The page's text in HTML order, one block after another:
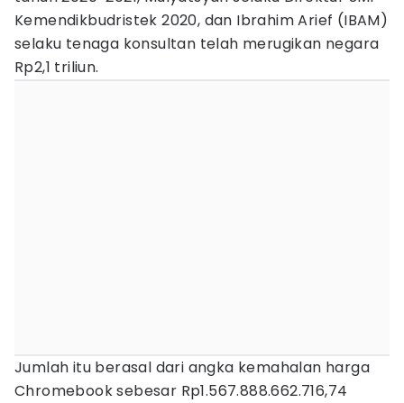
Kemendikbudristek 2020, dan Ibrahim Arief (IBAM)
selaku tenaga konsultan telah merugikan negara
Rp2,1 triliun.
Jumlah itu berasal dari angka kemahalan harga
Chromebook sebesar Rp1.567.888.662.716,74